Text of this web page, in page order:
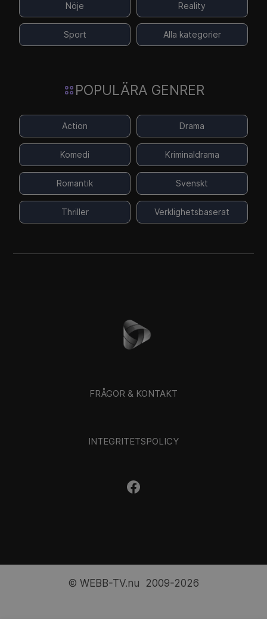
Nöje Reality
Sport Alla kategorier
POPULÄRA GENRER
Action Drama
Komedi Kriminaldrama
Romantik Svenskt
Thriller Verklighetsbaserat
FRÅGOR & KONTAKT
INTEGRITETSPOLICY
© WEBB-TV.nu 2009-2026